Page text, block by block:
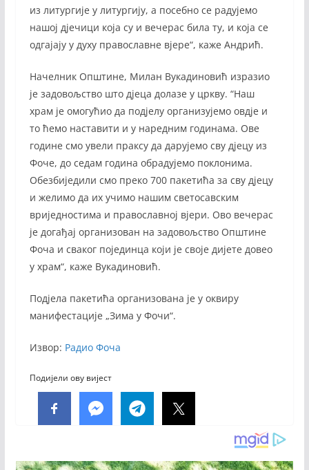
из литургије у литургију, а посебно се радујемо
нашој дјечици која су и вечерас била ту, и која се
одгајају у духу православне вјере“, каже Андрић.
Начелник Општине, Милан Вукадиновић изразио
је задовољство што дјеца долазе у цркву. “Наш
храм је омогућио да подјелу организујемо овдје и
то ћемо наставити и у наредним годинама. Ове
године смо увели праксу да дарујемо сву дјецу из
Фоче, до седам година обрадујемо поклонима.
Обезбиједили смо преко 700 пакетића за сву дјецу
и желимо да их учимо нашим светосавским
вриједностима и православној вјери. Ово вечерас
је догађај организован на задовољство Општине
Фоча и сваког појединца који је своје дијете довео
у храм“, каже Вукадиновић.
Подјела пакетића организована је у оквиру
манифестације „Зима у Фочи“.
Извор: Радио Фоча
Подијели ову вијест